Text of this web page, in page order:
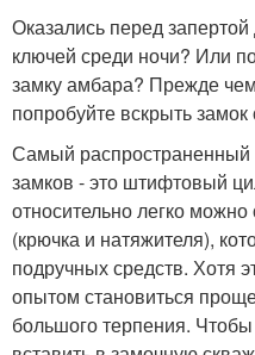
Оказались перед
ключей среди ночи? Или
замку амбара? Прежде
попробуйте вскрыть замок
Самый
замков - это штифтовый
относительно легко
(крючка и натяжителя),
подручных средств. Хотя
опытом становиться
большого терпения. Чтобы